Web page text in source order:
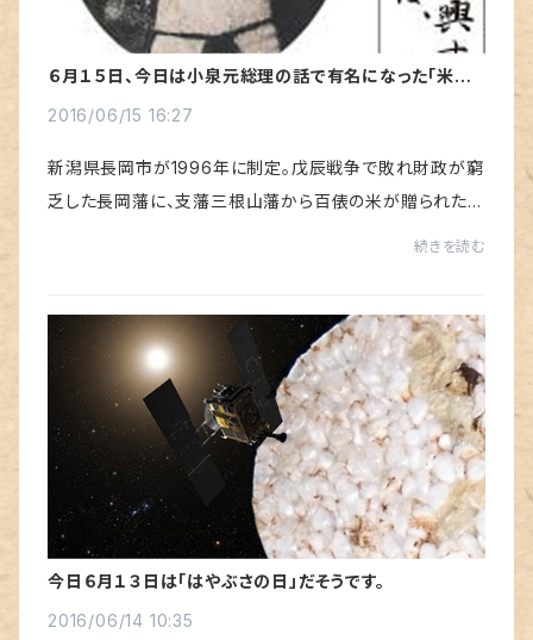
６月１５日、今日は小泉元総理の話で有名になった「米百
2016/06/15 16:27
新潟県長岡市が1996年に制定。戊辰戦争で敗れ財政が窮
乏した長岡藩に、支藩三根山藩から百俵の米が贈られた
続きを読む
今日６月１３日は「はやぶさの日」だそうです。
2016/06/14 10:35